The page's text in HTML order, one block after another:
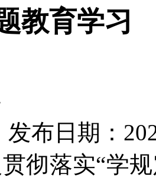
教育学习
发布日期：
落实“学规